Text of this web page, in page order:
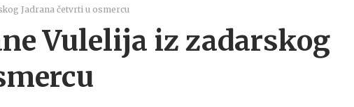
Jadrana četvrti u osmercu
Vulelija iz zadarskog